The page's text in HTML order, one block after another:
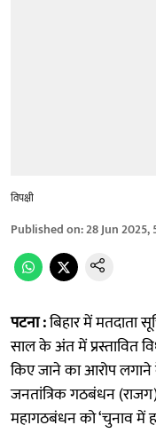
विपक्षी
Published on:28 Jun 2025,
पटना :बिहार में मतदाता
साल के अंत में प्रस्तावित
किए जाने का आरोप लगाने
जनतांत्रिक गठबंधन
महागठबंधन को ‘चुनाव में